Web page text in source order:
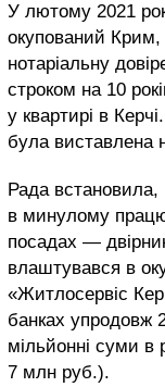
У лютому 2021
окупований
нотаріальну
строком на 10
у квартирі в
була виставлена
Рада встановила,
в минулому
посадах —
влаштувався в
«Житлосервіс
банках упродовж
мільйонні суми в
7 млн руб.).